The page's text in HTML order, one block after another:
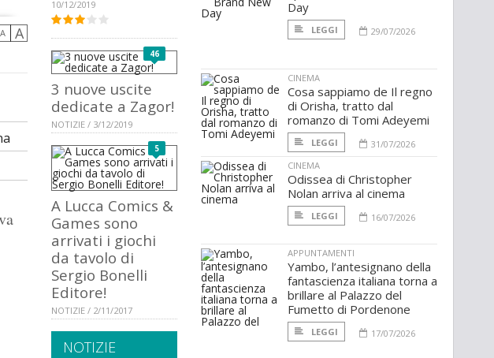
A A
10/12/2019
46
3 nuove uscite
dedicate a Zagor!
NOTIZIE / 3/12/2019
5
A Lucca Comics &
Games sono
arrivati i giochi
da tavolo di
Sergio Bonelli
Editore!
NOTIZIE / 2/11/2017
NOTIZIE
Day
LEGGI 29/07/2026
CINEMA
Cosa sappiamo de Il regno
di Orisha, tratto dal
romanzo di Tomi Adeyemi
LEGGI
31/07/2026
CINEMA
Odissea di Christopher
Nolan arriva al cinema
LEGGI 16/07/2026
APPUNTAMENTI
Yambo, l’antesignano della
fantascienza italiana torna a
brillare al Palazzo del
Fumetto di Pordenone
LEGGI 17/07/2026